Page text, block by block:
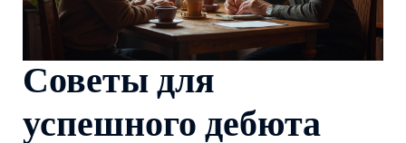
Советы для
успешного дебюта